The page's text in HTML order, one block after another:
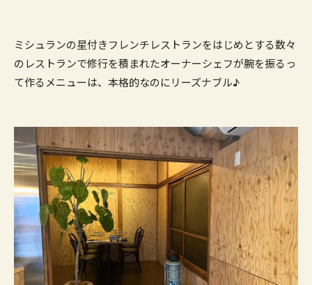
ミシュランの星付きフレンチレストランをはじめとする数々
のレストランで修行を積まれたオーナーシェフが腕を振るっ
て作るメニューは、本格的なのにリーズナブル♪